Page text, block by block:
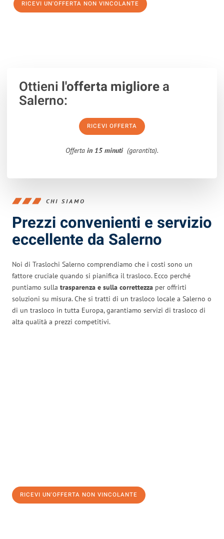
RICEVI UN'OFFERTA NON VINCOLANTE
Ottieni l'offerta migliorea
Salerno:
RICEVI OFFERTA
Offerta in 15 minuti (garantita).
CHI SIAMO
Prezzi convenienti e servizio
eccellente da Salerno
Noi di Traslochi Salerno comprendiamo che i costi sono un
fattore cruciale quando si pianifica il trasloco. Ecco perché
puntiamo sulla trasparenza e sulla correttezza per offrirti
soluzioni su misura. Che si tratti di un trasloco locale a Salerno o
di un trasloco in tutta Europa, garantiamo servizi di trasloco di
alta qualità a prezzi competitivi.
RICEVI UN'OFFERTA NON VINCOLANTE